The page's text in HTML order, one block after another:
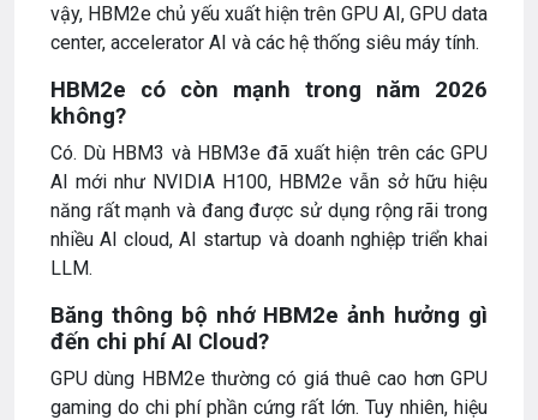
vậy, HBM2e chủ yếu xuất hiện trên GPU AI, GPU data
center, accelerator AI và các hệ thống siêu máy tính.
HBM2e có còn mạnh trong năm 2026
không?
Có. Dù HBM3 và HBM3e đã xuất hiện trên các GPU
AI mới như NVIDIA H100, HBM2e vẫn sở hữu hiệu
năng rất mạnh và đang được sử dụng rộng rãi trong
nhiều AI cloud, AI startup và doanh nghiệp triển khai
LLM.
Băng thông bộ nhớ HBM2e ảnh hưởng gì
đến chi phí AI Cloud?
GPU dùng HBM2e thường có giá thuê cao hơn GPU
gaming do chi phí phần cứng rất lớn. Tuy nhiên, hiệu